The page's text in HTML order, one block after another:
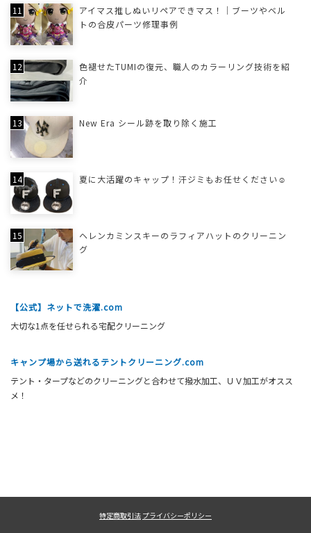
アイマス推しぬいリペアできマス！｜ブーツやベル
トの合皮パーツ修理事例
色褪せたTUMIの復元、職人のカラーリング技術を紹
介
New Era シール跡を取り除く施工
夏に大活躍のキャップ！汗ジミもお任せください☺
ヘレンカミンスキーのラフィアハットのクリーニン
グ
【公式】ネットで洗濯.com
大切な1点を任せられる宅配クリーニング
キャンプ場から送れるテントクリーニング.com
テント・タープなどのクリーニングと合わせて撥水加工、ＵＶ加工がオスス
メ！
特定商取引法 プライバシーポリシー